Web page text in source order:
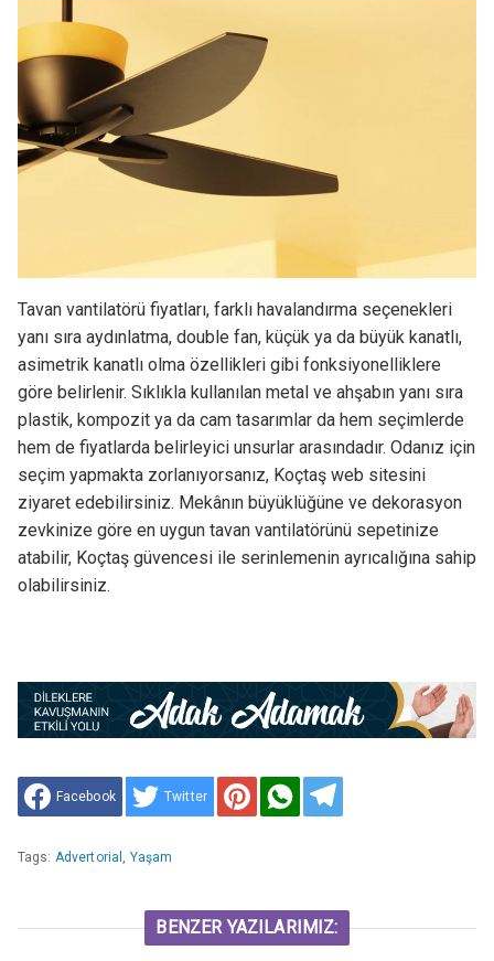
Tavan vantilatörü fiyatları, farklı havalandırma seçenekleri
yanı sıra aydınlatma, double fan, küçük ya da büyük kanatlı,
asimetrik kanatlı olma özellikleri gibi fonksiyonelliklere
göre belirlenir. Sıklıkla kullanılan metal ve ahşabın yanı sıra
plastik, kompozit ya da cam tasarımlar da hem seçimlerde
hem de fiyatlarda belirleyici unsurlar arasındadır. Odanız için
seçim yapmakta zorlanıyorsanız, Koçtaş web sitesini
ziyaret edebilirsiniz. Mekânın büyüklüğüne ve dekorasyon
zevkinize göre en uygun tavan vantilatörünü sepetinize
atabilir, Koçtaş güvencesi ile serinlemenin ayrıcalığına sahip
olabilirsiniz.
Facebook Twitter
Tags: Advertorial , Yaşam
BENZER YAZILARIMIZ: